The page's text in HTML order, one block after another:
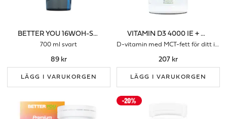
BETTER YOU 16WOH-SHAKER 700 ML SVART
700 ml svart
89 kr
LÄGG I VARUKORGEN
VITAMIN D3 4000 IE + MCT-FETT
D-vitamin med MCT-fett för ditt immunförsvar
207 kr
LÄGG I VARUKORGEN